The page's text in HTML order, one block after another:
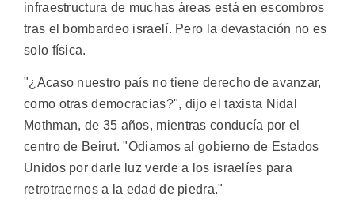
infraestructura de muchas áreas está en escombros
tras el bombardeo israelí. Pero la devastación no es
solo física.
"¿Acaso nuestro país no tiene derecho de avanzar,
como otras democracias?", dijo el taxista Nidal
Mothman, de 35 años, mientras conducía por el
centro de Beirut. "Odiamos al gobierno de Estados
Unidos por darle luz verde a los israelíes para
retrotraernos a la edad de piedra."